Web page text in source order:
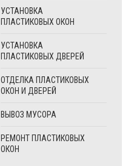
УСТАНОВКА
ПЛАСТИКОВЫХ ОКОН
УСТАНОВКА
ПЛАСТИКОВЫХ ДВЕРЕЙ
ОТДЕЛКА ПЛАСТИКОВЫХ
ОКОН И ДВЕРЕЙ
ВЫВОЗ МУСОРА
РЕМОНТ ПЛАСТИКОВЫХ
ОКОН